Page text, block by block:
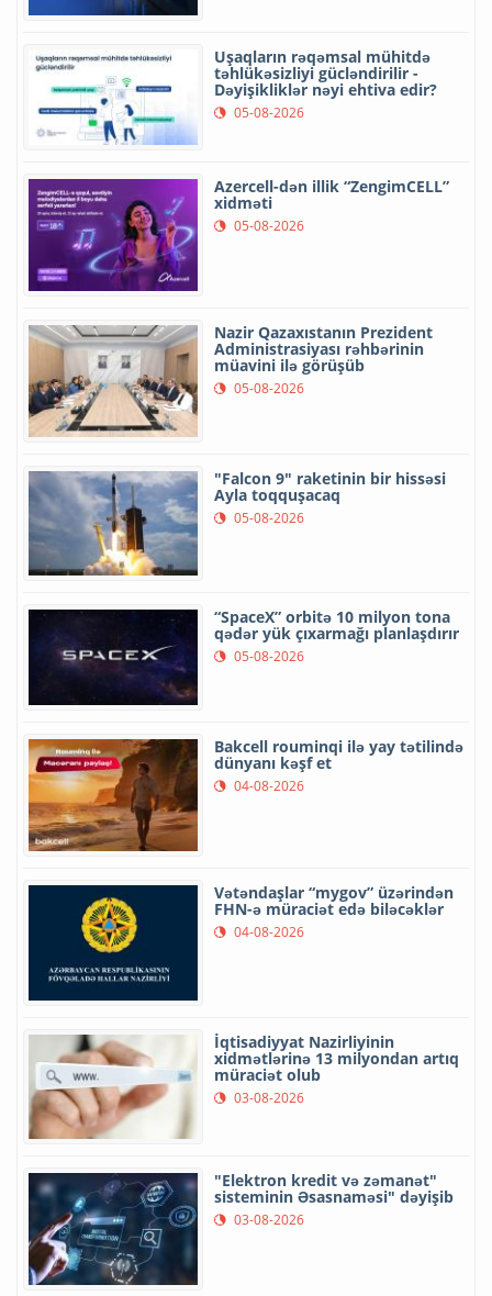
Uşaqların rəqəmsal mühitdə
təhlükəsizliyi gücləndirilir -
Dəyişikliklər nəyi ehtiva edir?
05-08-2026
Azercell-dən illik “ZengimCELL”
xidməti
05-08-2026
Nazir Qazaxıstanın Prezident
Administrasiyası rəhbərinin
müavini ilə görüşüb
05-08-2026
"Falcon 9" raketinin bir hissəsi
Ayla toqquşacaq
05-08-2026
“SpaceX” orbitə 10 milyon tona
qədər yük çıxarmağı planlaşdırır
05-08-2026
Bakcell rouminqi ilə yay tətilində
dünyanı kəşf et
04-08-2026
Vətəndaşlar “mygov” üzərindən
FHN-ə müraciət edə biləcəklər
04-08-2026
İqtisadiyyat Nazirliyinin
xidmətlərinə 13 milyondan artıq
müraciət olub
03-08-2026
"Elektron kredit və zəmanət"
sisteminin Əsasnaməsi" dəyişib
03-08-2026